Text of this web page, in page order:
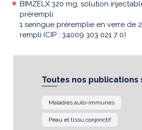
BIMZELX 320 mg, solution
prérempli
1 seringue préremplie en verre de
rempli (CIP : 34009 303 021 7 0)
Toutes nos publications
Maladies auto-immunes
Peau et tissu conjonctif